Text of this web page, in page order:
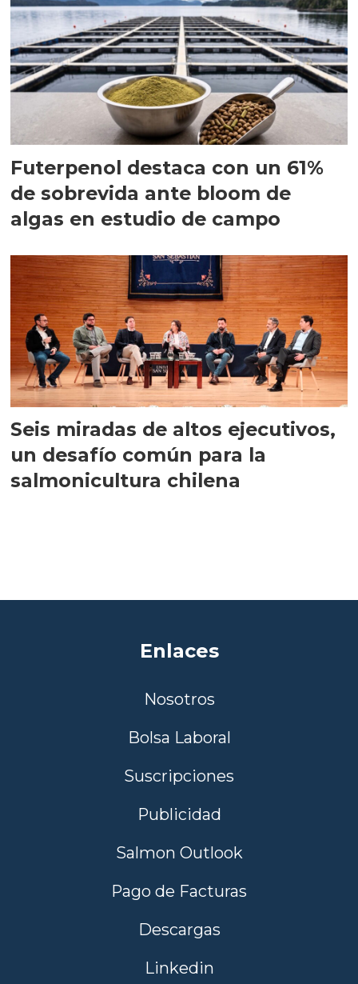
Futerpenol destaca con un 61%
de sobrevida ante bloom de
algas en estudio de campo
Seis miradas de altos ejecutivos,
un desafío común para la
salmonicultura chilena
Enlaces
Nosotros
Bolsa Laboral
Suscripciones
Publicidad
Salmon Outlook
Pago de Facturas
Descargas
Linkedin